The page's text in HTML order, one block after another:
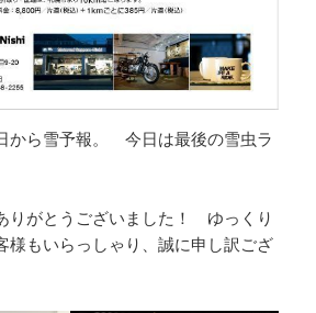
から雪予報。 今日は最後の雪虫ラ
りがとうございました！ ゆっくり
様もいらっしゃり、誠に申し訳ござ